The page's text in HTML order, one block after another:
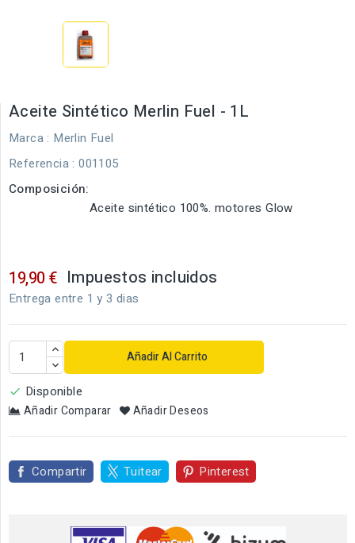
Aceite Sintético Merlin Fuel - 1L
Marca : Merlin Fuel
Referencia : 001105
Composición:
Aceite sintético 100%. motores Glow
19,90 € Impuestos incluidos
Entrega entre 1 y 3 dias
Añadir Al Carrito
 Disponible
Añadir Comparar Añadir Deseos
Compartir Tuitear Pinterest